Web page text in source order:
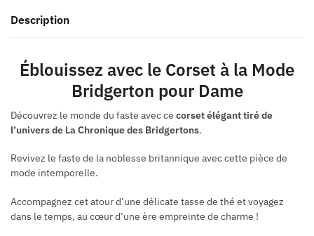
Description
Éblouissez avec le Corset à la Mode
Bridgerton pour Dame
Découvrez le monde du faste avec ce corset élégant tiré de
l’univers de La Chronique des Bridgertons.
Revivez le faste de la noblesse britannique avec cette pièce de
mode intemporelle.
Accompagnez cet atour d’une délicate tasse de thé et voyagez
dans le temps, au cœur d’une ère empreinte de charme !